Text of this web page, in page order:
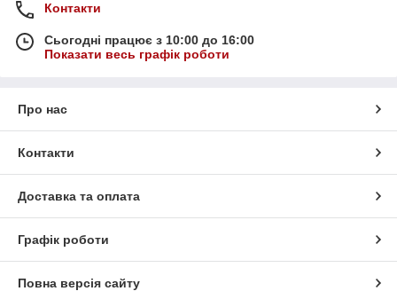
Контакти
Сьогодні працює з 10:00 до 16:00
Показати весь графік роботи
Про нас
Контакти
Доставка та оплата
Графік роботи
Повна версія сайту